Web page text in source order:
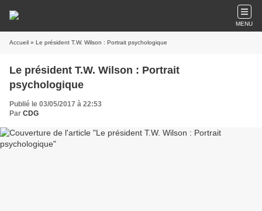
MENU
Accueil » Le président T.W. Wilson : Portrait psychologique
Le président T.W. Wilson : Portrait
psychologique
Publié le 03/05/2017 à 22:53
Par CDG